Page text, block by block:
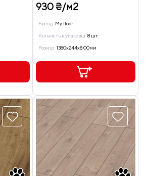
930 ₴/м2
Бренд: My floor
Кількість в упаковці:8 шт
Розмір:1380x244x8.00мм